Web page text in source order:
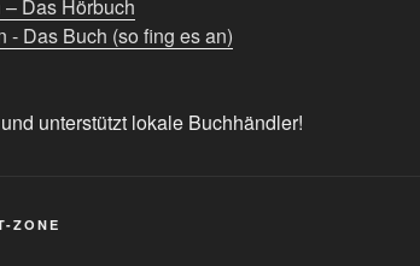
Das Hörbuch
- Das Buch (so fing es an)
unterstützt lokale Buchhändler!
ZONE